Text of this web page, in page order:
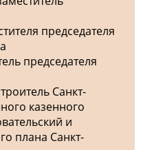
председателя
председателя
Санкт-
казенного
и
плана Санкт-